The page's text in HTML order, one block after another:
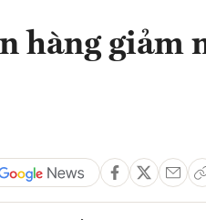
hàng giảm